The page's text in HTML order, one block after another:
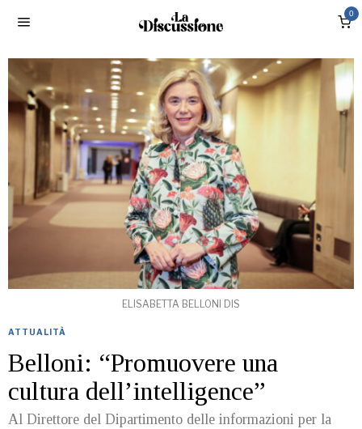
0
ELISABETTA BELLONI DIS
ATTUALITÀ
Belloni: “Promuovere una
cultura dell’intelligence”
Al Direttore del Dipartimento delle informazioni per la